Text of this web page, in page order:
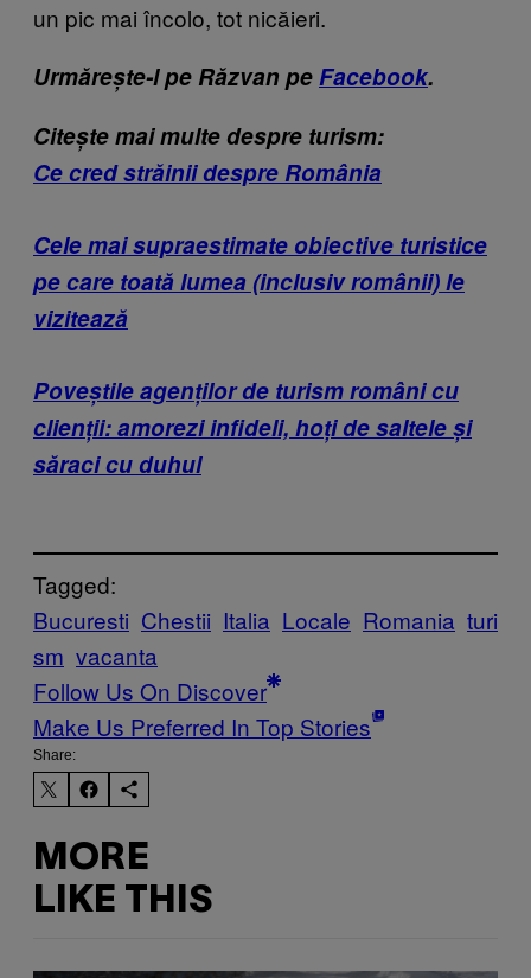
un pic mai încolo, tot nicăieri.
Urmărește-l pe Răzvan peFacebook.
Citește mai multe despre turism:
Ce cred străinii despre România
Cele mai supraestimate obiective turistice
pe care toată lumea (inclusiv românii) le
vizitează
Poveștile agenților de turism români cu
clienții: amorezi infideli, hoți de saltele și
săraci cu duhul
Tagged:
Bucuresti Chestii Italia Locale Romania turi
sm vacanta
Follow Us On Discover
Make Us Preferred In Top Stories
Share:
MORE
LIKE THIS